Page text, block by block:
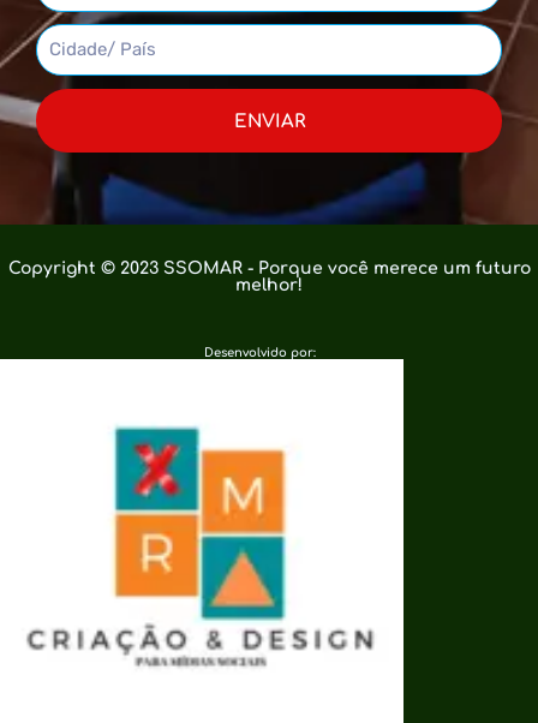
ENVIAR
Copyright © 2023 SSOMAR - Porque você merece um futuro
melhor!
Desenvolvido por: